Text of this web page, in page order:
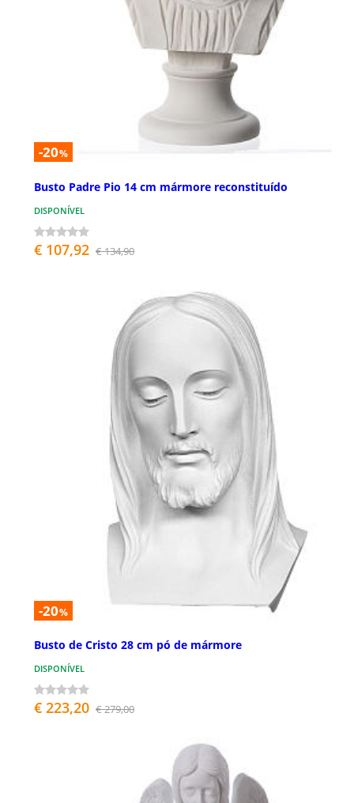
-20%
Busto Padre Pio 14 cm mármore reconstituído
DISPONÍVEL
€ 107,92 € 134,90
-20%
Busto de Cristo 28 cm pó de mármore
DISPONÍVEL
€ 223,20 € 279,00